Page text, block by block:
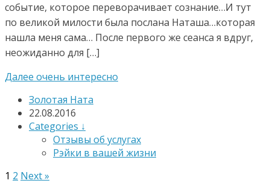
событие, которое переворачивает сознание…И тут
по великой милости была послана Наташа…которая
нашла меня сама… После первого же сеанса я вдруг,
неожиданно для […]
Далее очень интересно
Золотая Ната
22.08.2016
Categories ↓
Отзывы об услугах
Рэйки в вашей жизни
1 2 Next »